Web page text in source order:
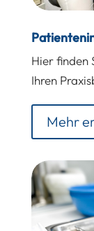
Hier finden
Ihren
Mehr